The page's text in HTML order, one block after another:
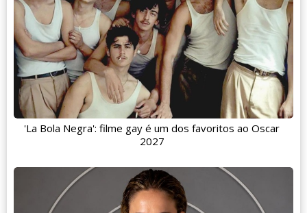
'La Bola Negra': filme gay é um dos favoritos ao Oscar
2027